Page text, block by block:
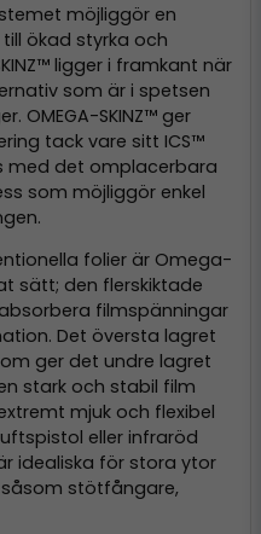
möjliggör en
ökad styrka och
ligger i framkant när
som är i spetsen
OMEGA-SKINZ™ ger
tack vare sitt ICS™
med det omplacerbara
som möjliggör enkel
folier är Omega-
sätt; den flerskiktade
filmspänningar
Det översta lagret
ger det undre lagret
stark och stabil film
mjuk och flexibel
eller infraröd
idealiska för stora ytor
stötfångare,